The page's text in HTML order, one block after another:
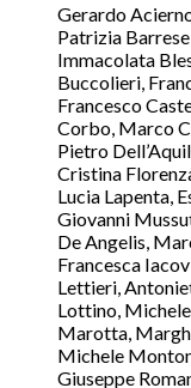
Gerardo
Patrizia
Immacolata
Buccolieri,
Francesco
Corbo, Marco
Pietro
Cristina
Lucia Lapenta,
Giovanni
De Angelis,
Francesca
Lettieri,
Lottino,
Marotta,
Michele
Giuseppe